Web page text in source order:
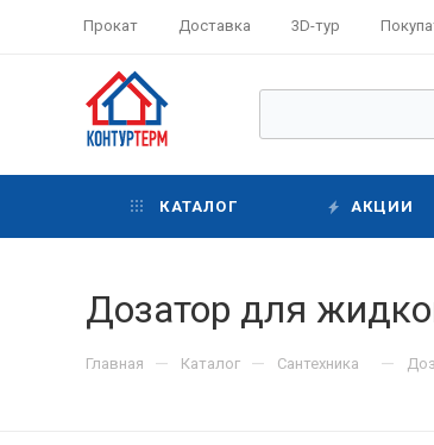
Прокат Доставка 3D-тур
КАТАЛОГ АКЦИИ
Дозатор для
Главная — Каталог — Сантехника —